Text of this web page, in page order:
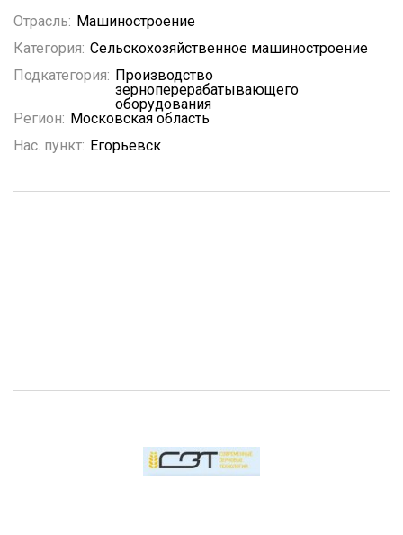
Отрасль: Машиностроение
Категория: Сельскохозяйственное машиностроение
Подкатегория: Производство
зерноперерабатывающего
оборудования
Регион: Московская область
Нас. пункт: Егорьевск